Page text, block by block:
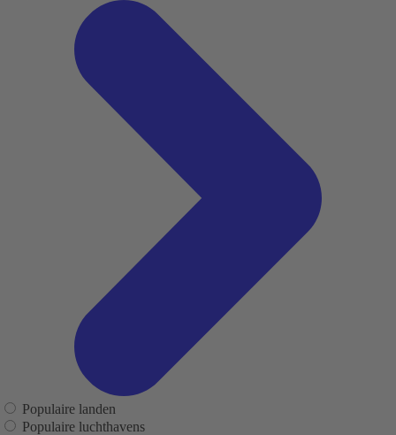
Populaire landen
Populaire luchthavens